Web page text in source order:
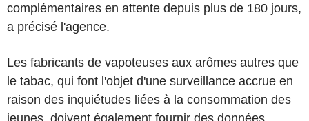
complémentaires en attente depuis plus de 180 jours,
a précisé l'agence.
Les fabricants de vapoteuses aux arômes autres que
le tabac, qui font l'objet d'une surveillance accrue en
raison des inquiétudes liées à la consommation des
jeunes, doivent également fournir des données